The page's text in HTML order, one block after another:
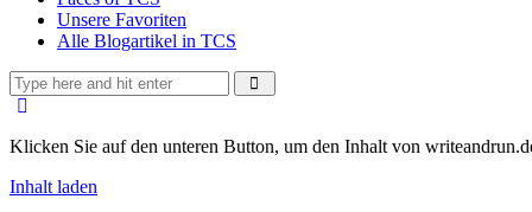
Unsere Favoriten
Alle Blogartikel in TCS
Klicken Sie auf den unteren Button, um den Inhalt von
Inhalt laden